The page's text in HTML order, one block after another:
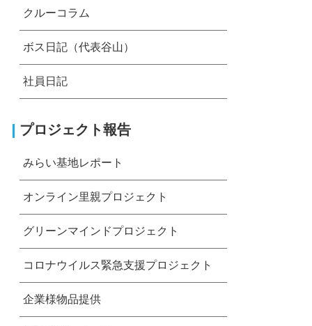
クルーコラム
ボス日記（代表谷山）
社員日記
プロジェクト報告
みらい基地レポート
オンライン里親プロジェクト
グリーンマインドプロジェクト
コロナウイルス緊急支援プロジェクト
企業様物品提供